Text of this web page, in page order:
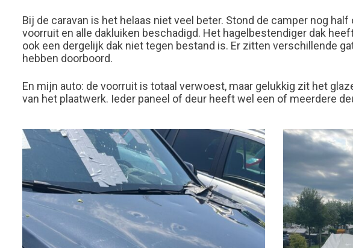
Bij de caravan is het helaas niet veel beter. Stond de camper nog
voorruit en alle dakluiken beschadigd. Het hagelbestendiger dak
ook een dergelijk dak niet tegen bestand is. Er zitten verschillende
hebben doorboord.
En mijn auto: de voorruit is totaal verwoest, maar gelukkig zit het
van het plaatwerk. Ieder paneel of deur heeft wel een of meerdere